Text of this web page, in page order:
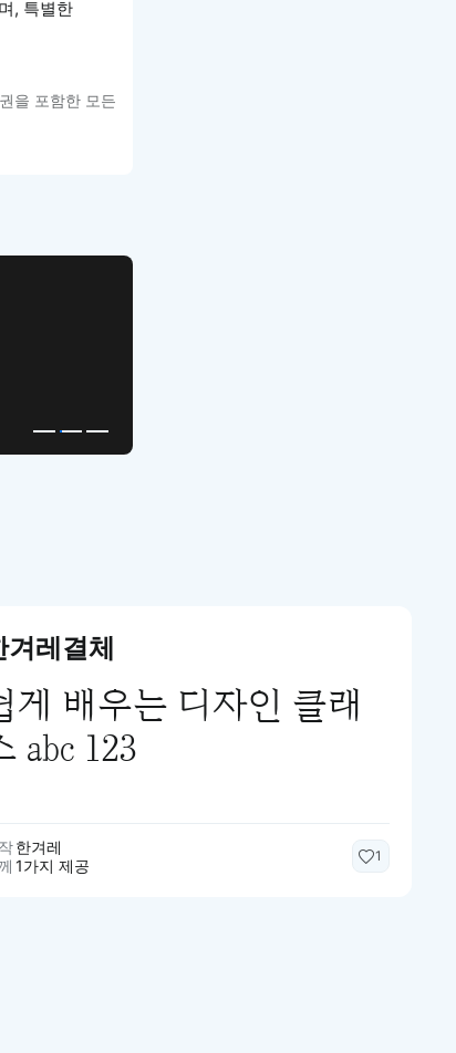
, 특별한
을 포함한 모든
겨레결체
게 배우는 디자인 클래
abc 123
한겨레
1가지 제공
1